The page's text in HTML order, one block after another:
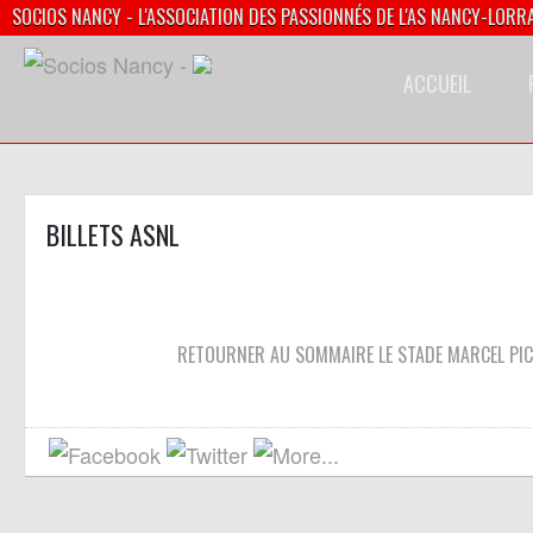
SOCIOS NANCY - L'ASSOCIATION DES PASSIONNÉS DE L'AS NANCY-
ACCUEIL
BILLETS ASNL
RETOURNER AU SOMMAIRE LE STADE MARCEL